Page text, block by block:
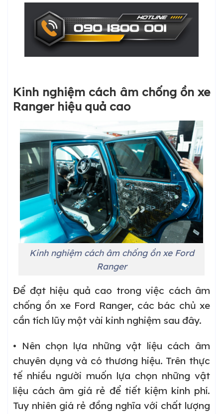
Kinh nghiệm cách âm chống ồn xe
Ranger hiệu quả cao
Kinh nghiệm cách âm chống ồn xe Ford
Ranger
Để đạt hiệu quả cao trong việc cách âm
chống ồn xe Ford Ranger, các bác chủ xe
cần tích lũy một vài kinh nghiệm sau đây.
• Nên chọn lựa những vật liệu cách âm
chuyên dụng và có thương hiệu. Trên thực
tế nhiều người muốn lựa chọn những vật
liệu cách âm giá rẻ để tiết kiệm kinh phí.
Tuy nhiên giá rẻ đồng nghĩa với chất lượng